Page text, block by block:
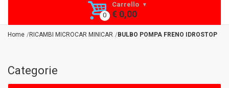
Carrello
€ 0,00
Home RICAMBI MICROCAR MINICAR BULBO POMPA FRENO IDROSTOP
Categorie